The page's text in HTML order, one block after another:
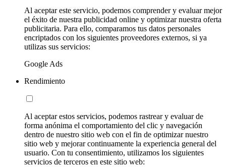
Al aceptar este servicio, podemos comprender y evaluar mejor
el éxito de nuestra publicidad online y optimizar nuestra oferta
publicitaria. Para ello, comparamos tus datos personales
encriptados con los siguientes proveedores externos, si ya
utilizas sus servicios:
Google Ads
Rendimiento
Al aceptar estos servicios, podemos rastrear y evaluar de
forma anónima el comportamiento del clic y navegación
dentro de nuestro sitio web con el fin de optimizar nuestro
sitio web y mejorar continuamente la experiencia general del
usuario. Con tu consentimiento, utilizamos los siguientes
servicios de terceros en este sitio web: